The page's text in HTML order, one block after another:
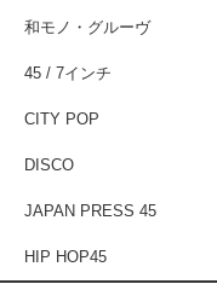
和モノ・グルーヴ
45 / 7インチ
CITY POP
DISCO
JAPAN PRESS 45
HIP HOP45